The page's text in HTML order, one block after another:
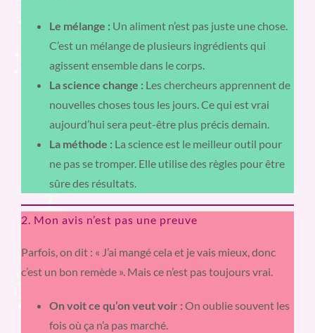
Le mélange : Un aliment n’est pas juste une chose.
C’est un mélange de plusieurs ingrédients qui
agissent ensemble dans le corps.
La science change : Les chercheurs apprennent de
nouvelles choses tous les jours. Ce qui est vrai
aujourd’hui sera peut-être plus précis demain.
La méthode : La science est le meilleur outil pour
ne pas se tromper. Elle utilise des règles pour être
sûre des résultats.
2. Mon avis n’est pas une preuve
Parfois, on dit : « J’ai mangé cela et je vais mieux, donc
c’est un bon remède ». Mais ce n’est pas toujours vrai.
On voit ce qu’on veut voir :On oublie souvent les
fois où ça n’a pas marché.